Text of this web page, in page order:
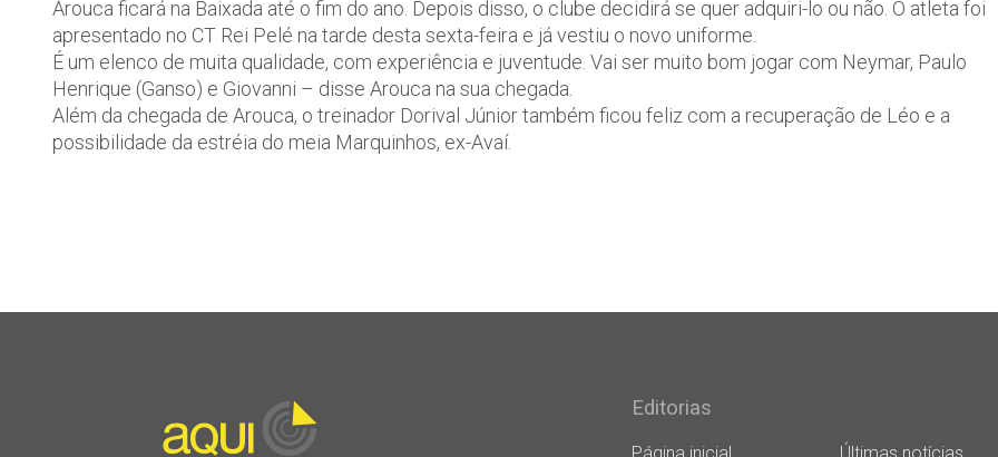
Arouca ficará na Baixada até o fim do ano. Depois disso, o clube decidirá se quer adquiri-lo ou não. O atleta foi
apresentado no CT Rei Pelé na tarde desta sexta-feira e já vestiu o novo uniforme.
É um elenco de muita qualidade, com experiência e juventude. Vai ser muito bom jogar com Neymar, Paulo
Henrique (Ganso) e Giovanni – disse Arouca na sua chegada.
Além da chegada de Arouca, o treinador Dorival Júnior também ficou feliz com a recuperação de Léo e a
possibilidade da estréia do meia Marquinhos, ex-Avaí.
Editorias